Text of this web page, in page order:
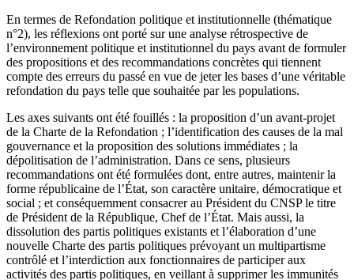
En termes de Refondation politique et institutionnelle (thématique
n°2), les réflexions ont porté sur une analyse rétrospective de
l’environnement politique et institutionnel du pays avant de formuler
des propositions et des recommandations concrètes qui tiennent
compte des erreurs du passé en vue de jeter les bases d’une véritable
refondation du pays telle que souhaitée par les populations.
Les axes suivants ont été fouillés : la proposition d’un avant-projet
de la Charte de la Refondation ; l’identification des causes de la mal
gouvernance et la proposition des solutions immédiates ; la
dépolitisation de l’administration. Dans ce sens, plusieurs
recommandations ont été formulées dont, entre autres, maintenir la
forme républicaine de l’État, son caractère unitaire, démocratique et
social ; et conséquemment consacrer au Président du CNSP le titre
de Président de la République, Chef de l’État. Mais aussi, la
dissolution des partis politiques existants et l’élaboration d’une
nouvelle Charte des partis politiques prévoyant un multipartisme
contrôlé et l’interdiction aux fonctionnaires de participer aux
activités des partis politiques, en veillant à supprimer les immunités